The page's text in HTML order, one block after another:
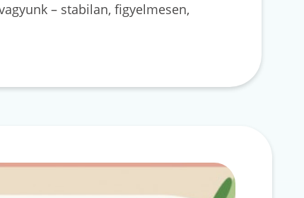
– stabilan, figyelmesen,